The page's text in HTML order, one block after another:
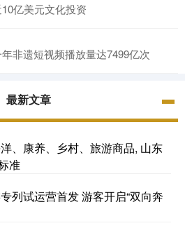
亿美元文化投资
非遗短视频播放量达7499亿次
最新文章
、康养、乡村、旅游商品, 山东
准
列试运营首发 游客开启“双向奔